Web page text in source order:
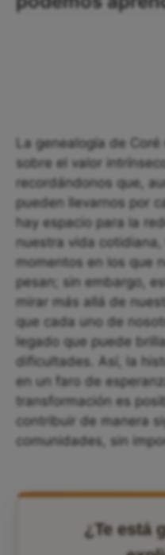
La genealogía de
sobre el valor
recordándonos que,
pueden llevarnos por
hay espacio para la
nuestra vida
momentos en los que
pesan; sin embargo,
mirar más allá de
que cada uno de
legado que puede
dificultades. Así, la
en un faro de
transformación es
contribuir de manera
comunidades, sin
¿Te está